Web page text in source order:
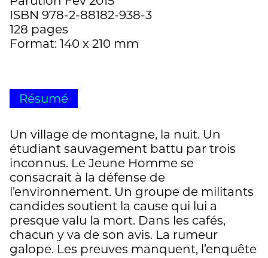
ISBN 978-2-88182-938-3
128 pages
Format: 140 x 210 mm
Résumé
Un village de montagne, la nuit. Un
étudiant sauvagement battu par trois
inconnus. Le Jeune Homme se
consacrait à la défense de
l’environnement. Un groupe de militants
candides soutient la cause qui lui a
presque valu la mort. Dans les cafés,
chacun y va de son avis. La rumeur
galope. Les preuves manquent, l’enquête